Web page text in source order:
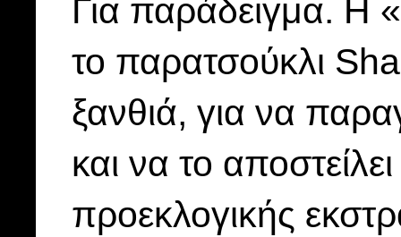
Για παράδειγμα. Η
το παρατσούκλι
ξανθιά, για να
και να το
προεκλογικής